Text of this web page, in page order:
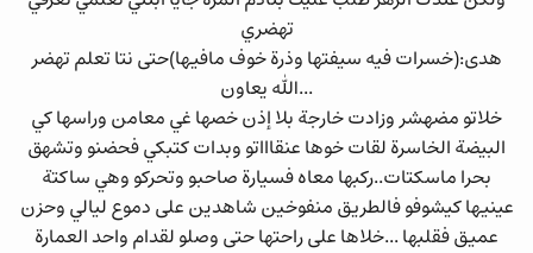
تهضري
هدى:(خسرات فيه سيفتها وذرة خوف مافيها)حتى نتا تعلم تهضر
...الله يعاون
خلاتو مضهشر وزادت خارجة بلا إذن خصها غي معامن وراسها كي
البيضة الخاسرة لقات خوها عنقاااتو وبدات كتبكي فحضنو وتشهق
بحرا ماسكتات..ركبها معاه فسيارة صاحبو وتحركو وهي ساكتة
عينيها كيشوفو فالطريق منفوخين شاهدين على دموع ليالي وحزن
عميق فقلبها ...خلاها على راحتها حتى وصلو لقدام واحد العمارة